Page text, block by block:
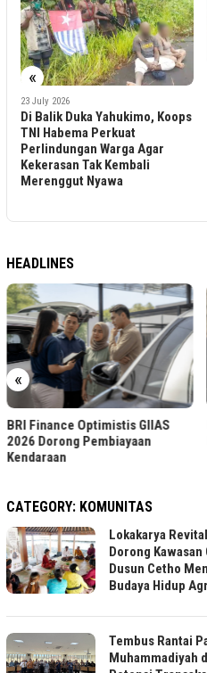
«
23 July 2026
Di Balik Duka Yahukimo, Koops
TNI Habema Perkuat
Perlindungan Warga Agar
Kekerasan Tak Kembali
Merenggut Nyawa
HEADLINES
«
BRI Finance Optimistis GIIAS
2026 Dorong Pembiayaan
Kendaraan
CATEGORY: KOMUNITAS
Lokakarya
Dorong
Dusun Cetho
Budaya Hidup
Tembus Rantai
Muhammadiyah